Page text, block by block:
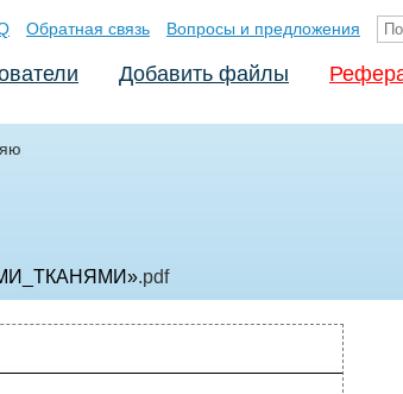
Обратная связь Вопросы и предложения
Добавить файлы
.pdf